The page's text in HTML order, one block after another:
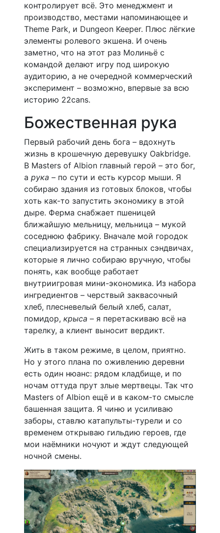
контролирует всё. Это менеджмент и
производство, местами напоминающее и
Theme Park, и Dungeon Keeper. Плюс лёгкие
элементы ролевого экшена. И очень
заметно, что на этот раз Молиньё с
командой делают игру под широкую
аудиторию, а не очередной коммерческий
эксперимент – возможно, впервые за всю
историю 22cans.
Божественная рука
Первый рабочий день бога – вдохнуть
жизнь в крошечную деревушку Oakbridge.
В Masters of Albion главный герой – это бог,
а рука – по сути и есть курсор мыши. Я
собираю здания из готовых блоков, чтобы
хоть как-то запустить экономику в этой
дыре. Ферма снабжает пшеницей
ближайшую мельницу, мельница – мукой
соседнюю фабрику. Вначале мой городок
специализируется на странных сэндвичах,
которые я лично собираю вручную, чтобы
понять, как вообще работает
внутриигровая мини-экономика. Из набора
ингредиентов – черствый заквасочный
хлеб, плесневелый белый хлеб, салат,
помидор, крыса – я перетаскиваю всё на
тарелку, а клиент выносит вердикт.
Жить в таком режиме, в целом, приятно.
Но у этого плана по оживлению деревни
есть один нюанс: рядом кладбище, и по
ночам оттуда прут злые мертвецы. Так что
Masters of Albion ещё и в каком-то смысле
башенная защита. Я чиню и усиливаю
заборы, ставлю катапульты-турели и со
временем открываю гильдию героев, где
мои наёмники ночуют и ждут следующей
ночной смены.